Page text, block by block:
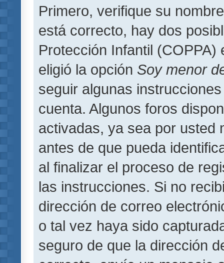
Primero, verifique su
está correcto, hay dos
Protección Infantil
eligió la opción Soy menor
seguir algunas
cuenta. Algunos foros
activadas, ya sea por usted
antes de que pueda
al finalizar el proceso de
las instrucciones. Si no
dirección de correo
o tal vez haya sido
seguro de que la dirección